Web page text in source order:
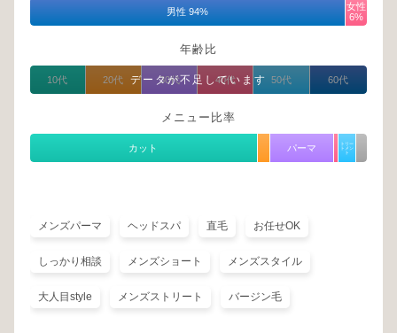
男性 94%
女性
6%
年齢比
データが不足しています
10代 20代 30代 40代 50代 60代
メニュー比率
カット パーマ
トリー
トメン
ト
メンズパーマ ヘッドスパ 直毛 お任せOK
しっかり相談 メンズショート メンズスタイル
大人目style メンズストリート バージン毛